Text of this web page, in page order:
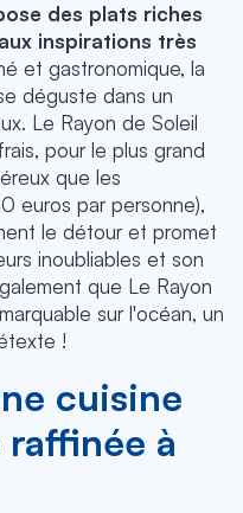
des plats riches
inspirations très
et gastronomique, la
déguste dans un
Le Rayon de Soleil
pour le plus grand
que les
euros par personne),
le détour et promet
inoubliables et son
que Le Rayon
sur l'océan, un
!
cuisine
à